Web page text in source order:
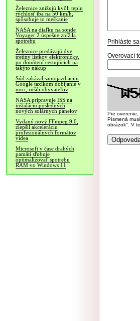
Železnice znižujú kvôli teplu
rýchlosť iba na 50 km/h,
spôsobuje to meškanie
NASA na diaľku na sonde
Voyager 2 úspešne znížila
spotrebu
Železnice predávajú dve
tretiny lístkov elektronicky,
po donútení cestujúcich na
takýto nákup
Súd zakázal samojazdiacim
Google taxíkom dobíjanie v
noci, rušili obyvateľov
NASA pripravuje ISS na
inštaláciu posledných
nových solárnych panelov
Vydaný nový FFmpeg 9.0,
zlepšil akceleráciu
profesionálnych formátov
videa
Microsoft v čase drahých
pamätí sľubuje
optimalizovať spotrebu
RAM vo Windows 11
Prihláste sa
Overovací
Pre overenie,
Písmená
obrázok". V